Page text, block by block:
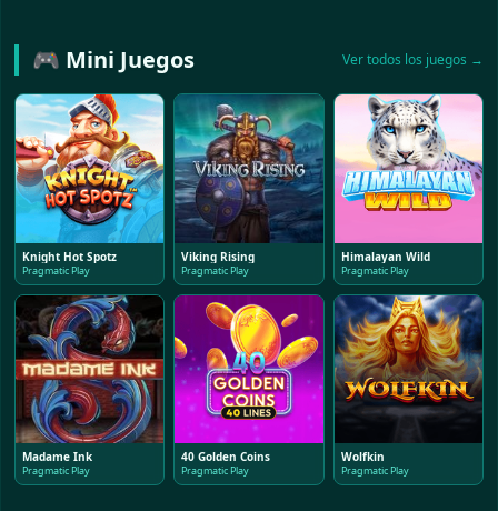
🎮 Mini Juegos Ver todos los juegos →
Knight Hot Spotz
Pragmatic Play
Viking Rising
Pragmatic Play
Himalayan Wild
Pragmatic Play
Madame Ink
Pragmatic Play
40 Golden Coins
Pragmatic Play
Wolfkin
Pragmatic Play